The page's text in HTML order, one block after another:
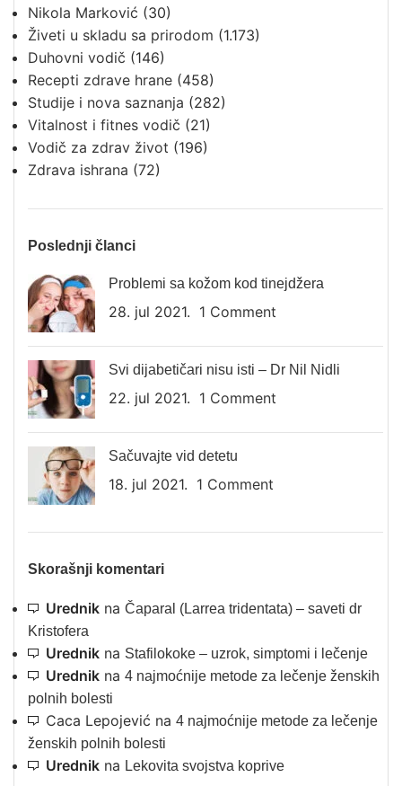
Nikola Marković (30)
Živeti u skladu sa prirodom (1.173)
Duhovni vodič (146)
Recepti zdrave hrane (458)
Studije i nova saznanja (282)
Vitalnost i fitnes vodič (21)
Vodič za zdrav život (196)
Zdrava ishrana (72)
Poslednji članci
Problemi sa kožom kod tinejdžera
28. jul 2021. 1 Comment
Svi dijabetičari nisu isti – Dr Nil Nidli
22. jul 2021. 1 Comment
Sačuvajte vid detetu
18. jul 2021. 1 Comment
Skorašnji komentari
Urednik na Čaparal (Larrea tridentata) – saveti dr
Kristofera
Urednik na Stafilokoke – uzrok, simptomi i lečenje
Urednik na 4 najmoćnije metode za lečenje ženskih
polnih bolesti
Caca Lepojević na 4 najmoćnije metode za lečenje
ženskih polnih bolesti
Urednik na Lekovita svojstva koprive